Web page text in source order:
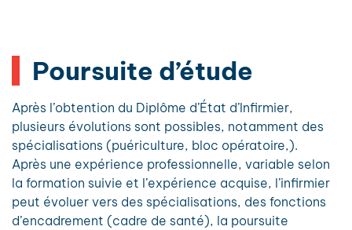
Poursuite d’étude
Après l’obtention du Diplôme d’État d’Infirmier,
plusieurs évolutions sont possibles, notamment des
spécialisations (puériculture, bloc opératoire,).
Après une expérience professionnelle, variable selon
la formation suivie et l’expérience acquise, l’infirmier
peut évoluer vers des spécialisations, des fonctions
d’encadrement (cadre de santé), la poursuite